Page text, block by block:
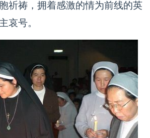
祈祷，拥着感激的情为前线的英
哀号。